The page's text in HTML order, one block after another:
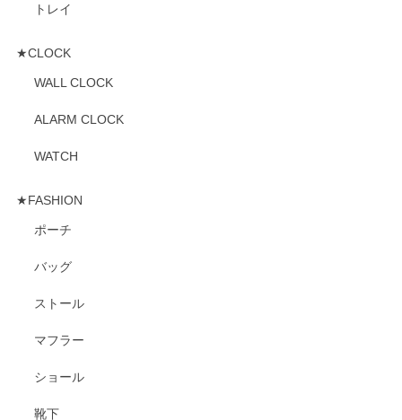
トレイ
★CLOCK
WALL CLOCK
ALARM CLOCK
WATCH
★FASHION
ポーチ
バッグ
ストール
マフラー
ショール
靴下